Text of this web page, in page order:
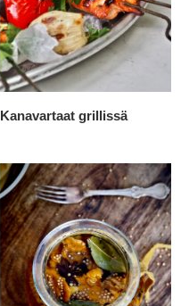
Kanavartaat grillissä